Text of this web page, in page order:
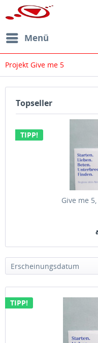
Menü
Projekt Give me 5
Topseller
TIPP!
Give me
Erscheinungsdatum
TIPP!